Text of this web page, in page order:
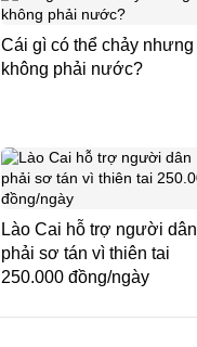
Cái gì có thể chảy nhưng
không phải nước?
Lào Cai hỗ trợ người dân
phải sơ tán vì thiên tai
250.000 đồng/ngày